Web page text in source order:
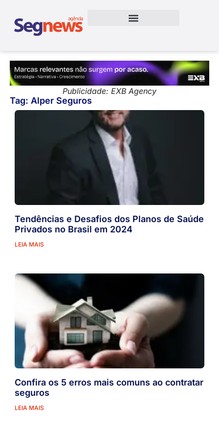
Publicidade: EXB Agency
Tag: Alper Seguros
Tendências e Desafios dos Planos de Saúde
Privados no Brasil em 2024
LEIA MAIS
Confira os 5 erros mais comuns ao contratar
seguros
LEIA MAIS